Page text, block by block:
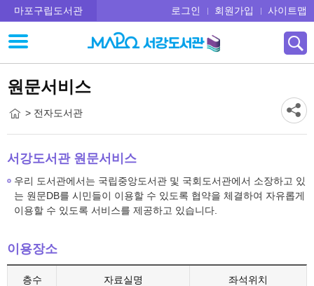
마포구립도서관 로그인 회원가입 사이트맵
원문서비스
> 전자도서관
서강도서관 원문서비스
우리 도서관에서는 국립중앙도서관 및 국회도서관에서 소장하고 있
는 원문DB를 시민들이 이용할 수 있도록 협약을 체결하여 자유롭게
이용할 수 있도록 서비스를 제공하고 있습니다.
이용장소
층수 자료실명 좌석위치